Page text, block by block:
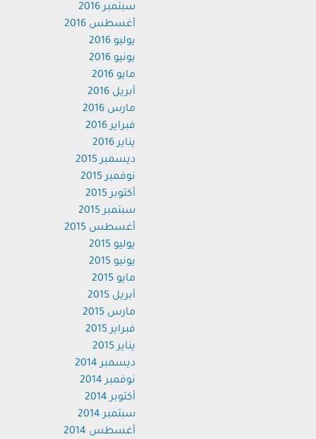
سبتمبر 2016
أغسطس 2016
يوليو 2016
يونيو 2016
مايو 2016
أبريل 2016
مارس 2016
فبراير 2016
يناير 2016
ديسمبر 2015
نوفمبر 2015
أكتوبر 2015
سبتمبر 2015
أغسطس 2015
يوليو 2015
يونيو 2015
مايو 2015
أبريل 2015
مارس 2015
فبراير 2015
يناير 2015
ديسمبر 2014
نوفمبر 2014
أكتوبر 2014
سبتمبر 2014
أغسطس 2014